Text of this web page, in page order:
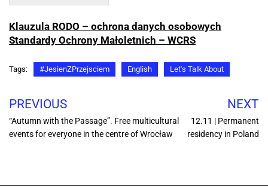
Klauzula RODO – ochrona danych osobowych
Standardy Ochrony Małoletnich – WCRS
Tags: #JesienZPrzejsciem English Let's Talk About
PREVIOUS
“Autumn with the Passage”. Free multicultural
events for everyone in the centre of Wrocław
NEXT
12.11 | Permanent
residency in Poland